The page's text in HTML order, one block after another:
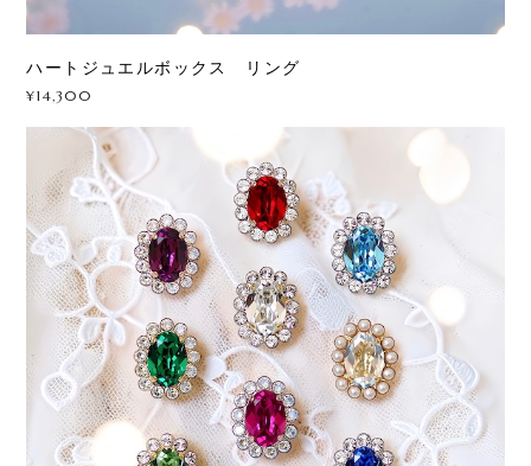
ハートジュエルボックス リング
¥14,300